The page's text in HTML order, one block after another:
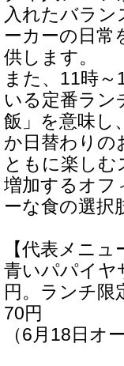
入れたバラ
ーカーの日常
供します。
また、11時
いる定番ラン
飯」を意味し
か日替わりの
ともに楽しむ
増加するオフ
ーな食の選択
【代表メニュ
青いパパイヤ
円。ランチ限
70円
（6月18日オ